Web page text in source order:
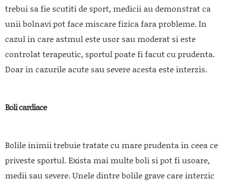
trebui sa fie scutiti de sport, medicii au demonstrat ca
unii bolnavi pot face miscare fizica fara probleme. In
cazul in care astmul este usor sau moderat si este
controlat terapeutic, sportul poate fi facut cu prudenta.
Doar in cazurile acute sau severe acesta este interzis.
Boli cardiace
Bolile inimii trebuie tratate cu mare prudenta in ceea ce
priveste sportul. Exista mai multe boli si pot fi usoare,
medii sau severe. Unele dintre bolile grave care interzic